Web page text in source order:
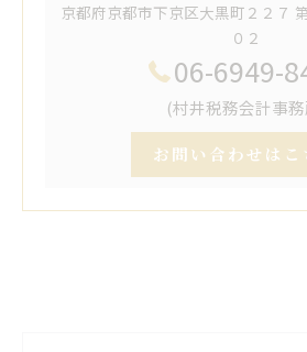
京都府京都市下京区大黒町２２７
０２
06-6949-
(村井税務会計事
お問い合わせはこ